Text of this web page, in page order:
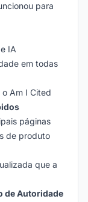
para
IA
em todas
Am I Cited
páginas
de produto
que a
de Autoridade